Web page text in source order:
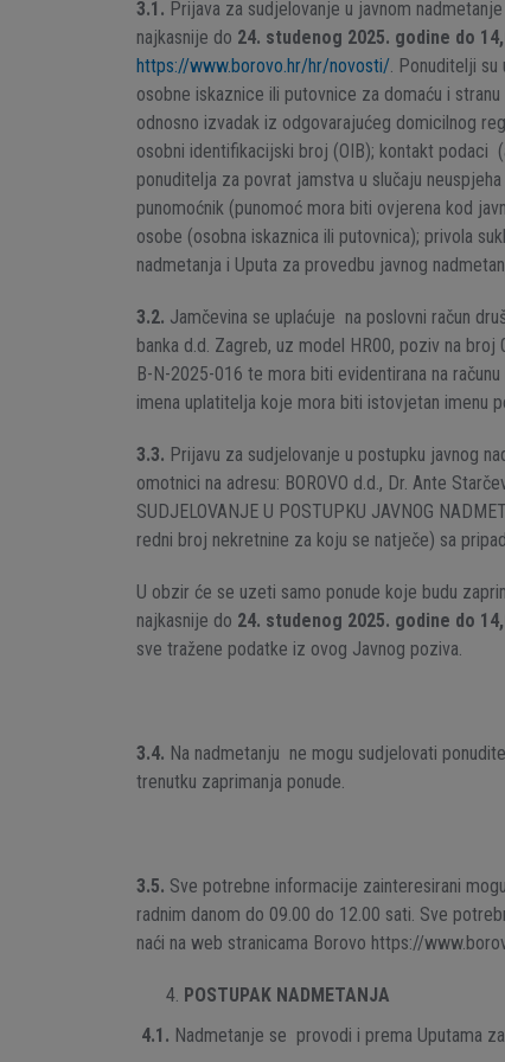
3.1. Prijava za sudjelovanje u javnom
najkasnije do 24. studenog 2025. godine do
https://www.borovo.hr/hr/novosti/. Ponuditelji su
osobne iskaznice ili putovnice za domaću i
odnosno izvadak iz odgovarajućeg domicilnog
osobni identifikacijski broj (OIB); kontakt podaci
ponuditelja za povrat jamstva u slučaju
punomoćnik (punomoć mora biti ovjerena kod
osobe (osobna iskaznica ili putovnica); privola
nadmetanja i Uputa za provedbu javnog
3.2. Jamčevina se uplaćuje na poslovni račun
banka d.d. Zagreb, uz model HR00, poziv na
B-N-2025-016 te mora biti evidentirana na računu
imena uplatitelja koje mora biti istovjetan imenu
3.3. Prijavu za sudjelovanje u postupku javnog
omotnici na adresu: BOROVO d.d., Dr. Ante
SUDJELOVANJE U POSTUPKU JAVNOG
redni broj nekretnine za koju se natječe) sa
U obzir će se uzeti samo ponude koje budu
najkasnije do 24. studenog 2025. godine do
sve tražene podatke iz ovog Javnog poziva.
3.4. Na nadmetanju ne mogu sudjelovati
trenutku zaprimanja ponude.
3.5. Sve potrebne informacije zainteresirani
radnim danom do 09.00 do 12.00 sati. Sve
naći na web stranicama Borovo https://
POSTUPAK NADMETANJA
4.1. Nadmetanje se provodi i prema Uputama